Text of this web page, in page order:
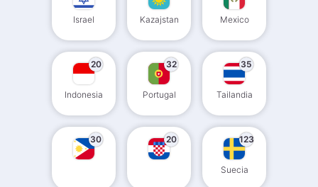
Israel Kazajstan Mexico
20
Indonesia
32
Portugal
35
Tailandia
30 20 123
Suecia